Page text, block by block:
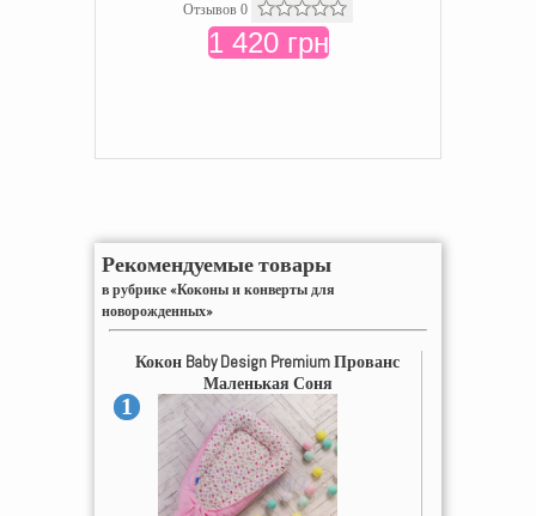
Отзывов 0
1 420 грн
Рекомендуемые товары
в рубрике «Коконы и конверты для
новорожденных»
Кокон Baby Design Premium Прованс
Маленькая Соня
1